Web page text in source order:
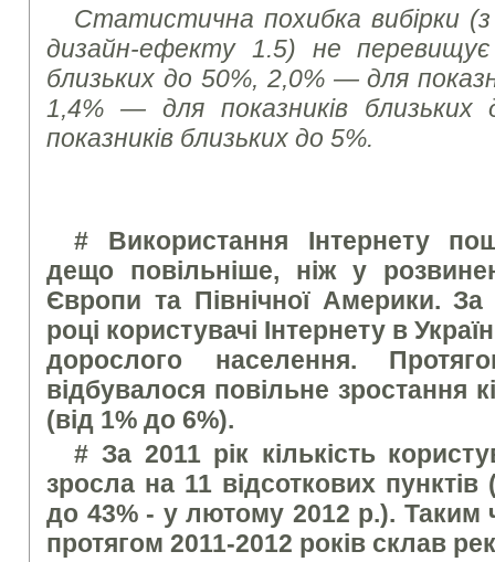
Статистична похибка вибірки (з
дизайн-ефекту 1.5) не перевищує
близьких до 50%, 2,0% — для
1,4% — для показників
показників близьких до 5%.
# Використання Інтернету
дещо повільніше, ніж у
Європи та Північної Америки.
році користувачі Інтернету в
дорослого населення.
відбувалося повільне зростання
(від 1% до 6%).
# За 2011 рік кількість
зросла на 11 відсоткових пунктів
до 43% - у лютому 2012 р.). Таким
протягом 2011-2012 років склав